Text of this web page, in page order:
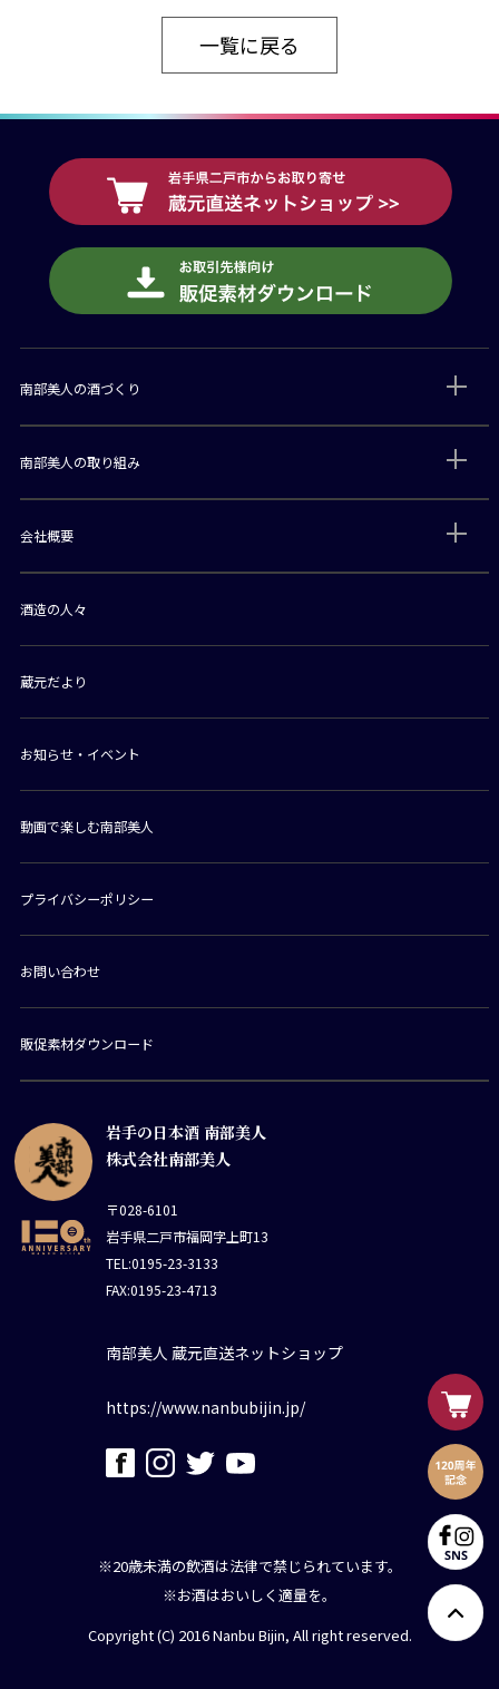
一覧に戻る
岩手の日本酒 南部美人
株式会社南部美人
〒028-6101
岩手県二戸市福岡字上町13
TEL:0195-23-3133
FAX:0195-23-4713
南部美人 蔵元直送ネットショップ
https://www.nanbubijin.jp/
南部美人の酒づくり
南部美人の取り組み
会社概要
酒造の人々
蔵元だより
お知らせ・イベント
動画で楽しむ南部美人
プライバシーポリシー
お問い合わせ
販促素材ダウンロード
※20歳未満の飲酒は法律で禁じられています。
※お酒はおいしく適量を。
Copyright (C) 2016 Nanbu Bijin, All right reserved.